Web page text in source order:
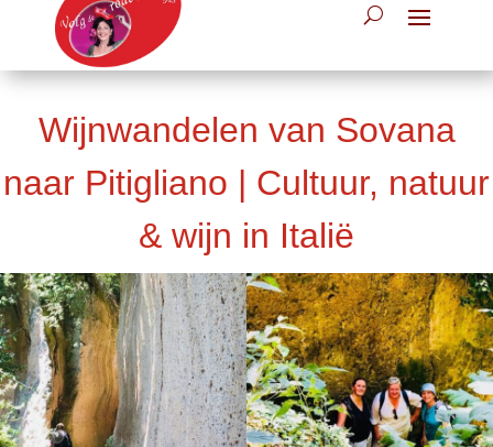
Wijnwandelen van Sovana
naar Pitigliano | Cultuur, natuur
& wijn in Italië